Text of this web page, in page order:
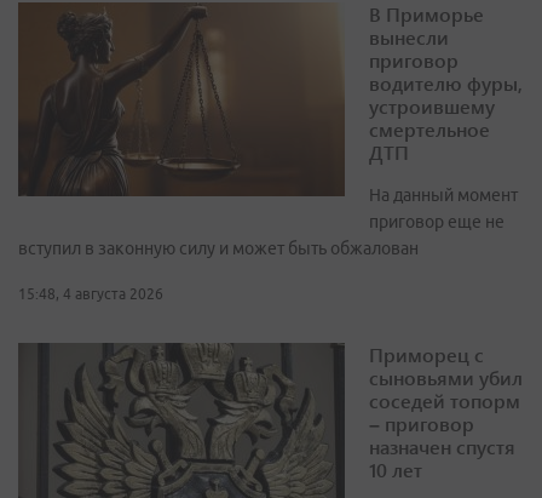
В Приморье
вынесли
приговор
водителю фуры,
устроившему
смертельное
ДТП
На данный момент
приговор еще не
вступил в законную силу и может быть обжалован
15:48, 4 августа 2026
Приморец с
сыновьями убил
соседей топорм
– приговор
назначен спустя
10 лет